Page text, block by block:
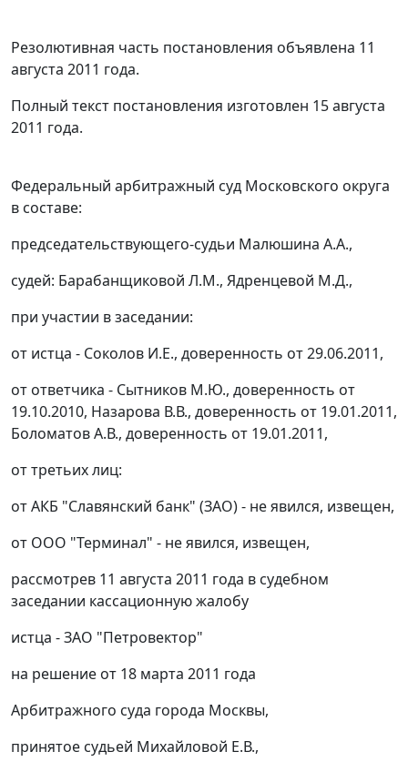
Резолютивная часть постановления объявлена 11
августа 2011 года.
Полный текст постановления изготовлен 15 августа
2011 года.
Федеральный арбитражный суд Московского округа
в составе:
председательствующего-судьи Малюшина А.А.,
судей: Барабанщиковой Л.М., Ядренцевой М.Д.,
при участии в заседании:
от истца - Соколов И.Е., доверенность от 29.06.2011,
от ответчика - Сытников М.Ю., доверенность от
19.10.2010, Назарова В.В., доверенность от 19.01.2011,
Боломатов А.В., доверенность от 19.01.2011,
от третьих лиц:
от АКБ "Славянский банк" (ЗАО) - не явился, извещен,
от ООО "Терминал" - не явился, извещен,
рассмотрев 11 августа 2011 года в судебном
заседании кассационную жалобу
истца - ЗАО "Петровектор"
на решение от 18 марта 2011 года
Арбитражного суда города Москвы,
принятое судьей Михайловой Е.В.,